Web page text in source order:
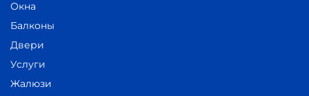
Окна
Балконы
Двери
Услуги
Жалюзи